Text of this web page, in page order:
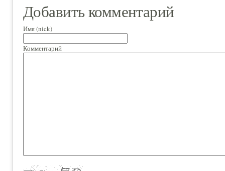
Добавить комментарий
Имя (nick)
Комментарий